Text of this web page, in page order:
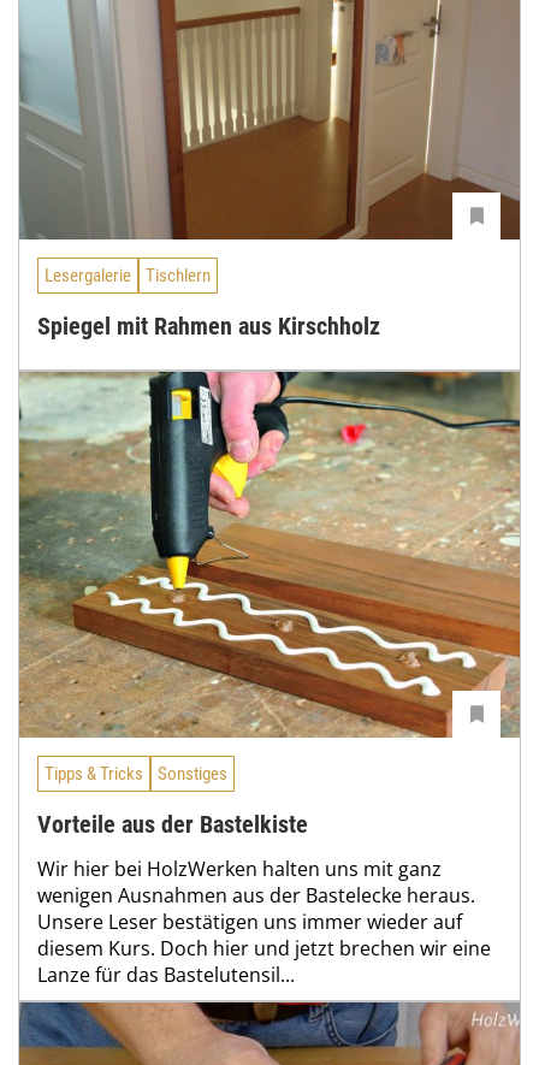
Lesergalerie Tischlern
Spiegel mit Rahmen aus Kirschholz
Tipps & Tricks Sonstiges
Vorteile aus der Bastelkiste
Wir hier bei HolzWerken halten uns mit ganz
wenigen Ausnahmen aus der Bastelecke heraus.
Unsere Leser bestätigen uns immer wieder auf
diesem Kurs. Doch hier und jetzt brechen wir eine
Lanze für das Bastelutensil...